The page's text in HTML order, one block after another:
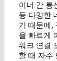
이너 간 통
등 다양한
기 때문에,
을 빠르게
워크 연결
할 때 자주